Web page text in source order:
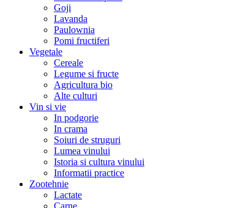
Goji
Lavanda
Paulownia
Pomi fructiferi
Vegetale
Cereale
Legume si fructe
Agricultura bio
Alte culturi
Vin si vie
In podgorie
In crama
Soiuri de struguri
Lumea vinului
Istoria si cultura vinului
Informatii practice
Zootehnie
Lactate
Carne